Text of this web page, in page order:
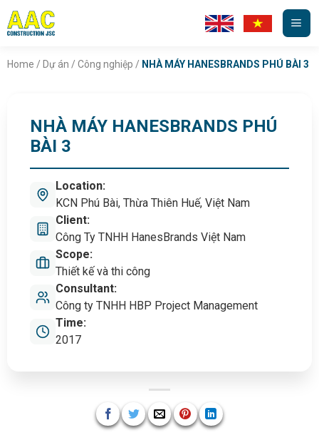
Skip
to
Home / Dự án / Công nghiệp / NHÀ MÁY HANESBRANDS PHÚ BÀI 3
NHÀ MÁY HANESBRANDS PHÚ
BÀI 3
Location:
KCN Phú Bài, Thừa Thiên Huế, Việt Nam
Client:
Công Ty TNHH HanesBrands Việt Nam
Scope:
Thiết kế và thi công
Consultant:
Công ty TNHH HBP Project Management
Time:
2017